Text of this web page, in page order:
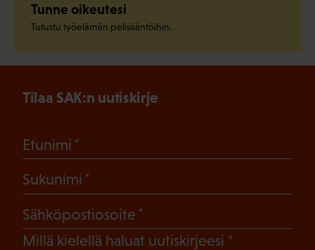
Tunne oikeutesi
Tutustu työelämän pelisääntöihin.
Tilaa SAK:n uutiskirje
Etunimi
Sukunimi
Sähköpostiosoite
Millä kielellä haluat uutiskirjeesi (Pakollinen)